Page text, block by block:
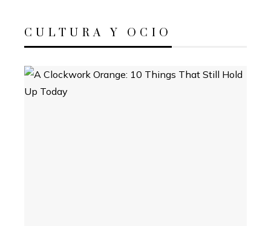
CULTURA Y OCIO